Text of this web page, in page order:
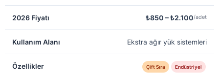
₺850 – ₺2.100/adet
Ekstra ağır yük sistemleri
Çift Sıra Endüstriyel